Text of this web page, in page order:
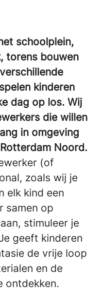
schoolplein,
torens bouwen
kinderen
dag op los. Wij
die willen
in omgeving
Noord.
(of
zoals wij je
elk kind een
samen op
stimuleer je
geeft kinderen
de vrije loop
en de
ontdekken.